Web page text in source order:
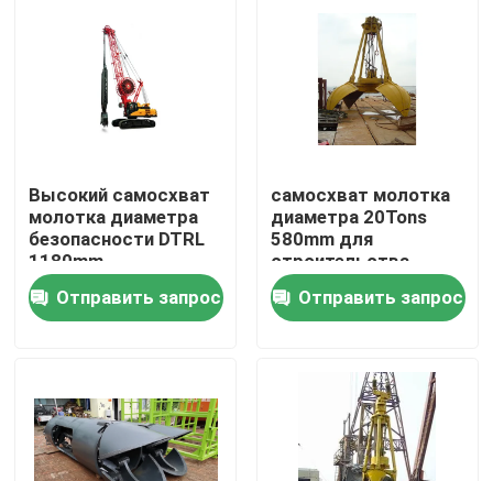
Продукция
Сверля ведро
Сверло утеса
Штабелевка Адвокатуры Келли
Чистое вне сверло
разделитель грязи
Высокий самосхват
молотка диаметра
безопасности DTRL
1180mm
Отправить запрос
самосхват молотка
диаметра 20Tons
580mm для
строительства
Отправить запрос